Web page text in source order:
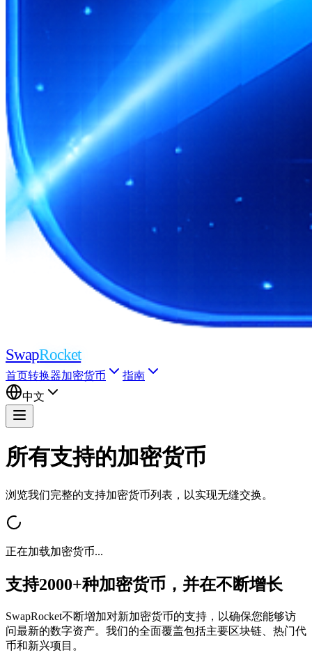
SwapRocket
首页转换器加密货币
指南
中文
所有支持的加密货币
浏览我们完整的支持加密货币列表，以实现无缝交换。
正在加载加密货币...
支持2000+种加密货币，并在不断增长
SwapRocket不断增加对新加密货币的支持，以确保您能够访
问最新的数字资产。我们的全面覆盖包括主要区块链、热门代
币和新兴项目。